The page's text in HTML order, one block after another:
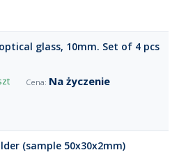
glass, 10mm. Set of 4 pcs
Na życzenie
(sample 50x30x2mm)